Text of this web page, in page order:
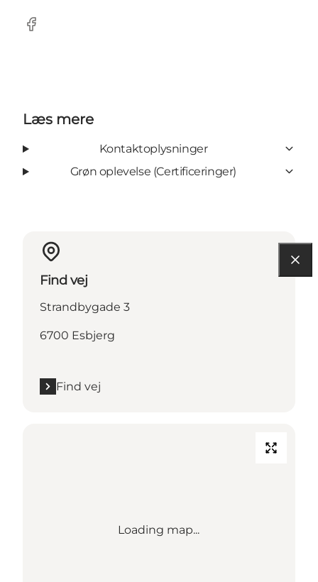
Facebook
Læs mere
Kontaktoplysninger
Grøn oplevelse (Certificeringer)
Find vej
Strandbygade 3
6700 Esbjerg
Find vej
Loading map...